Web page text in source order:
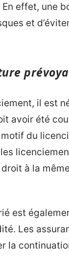
effet, une
et
il est
avoir été
du
à la
est
Les
la